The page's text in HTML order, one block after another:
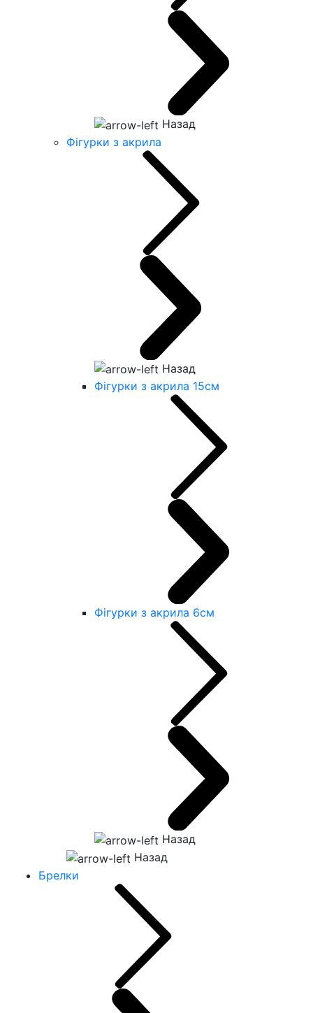
Назад
Фігурки з акрила
Назад
Фігурки з акрила 15см
Фігурки з акрила 6см
Назад
Назад
Брелки